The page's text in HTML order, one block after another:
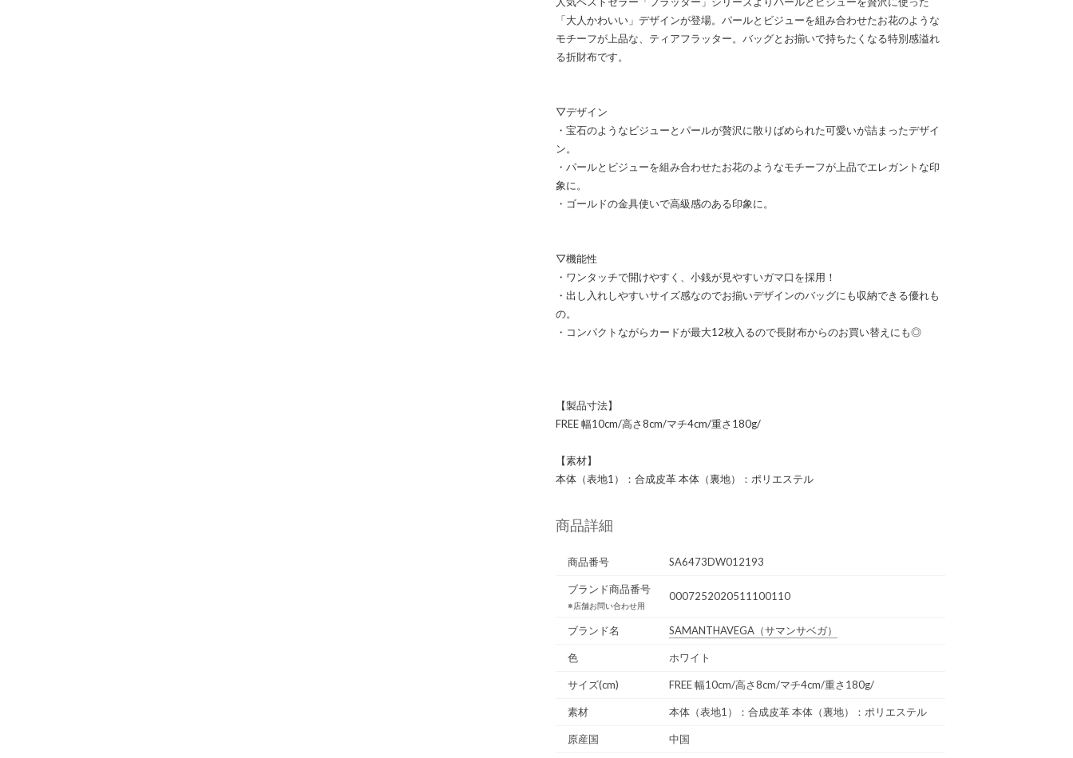
「大人かわいい」デザインが登場。パールとビジューを組み合わせたお花のような
モチーフが上品な、ティアフラッター。バッグとお揃いで持ちたくなる特別感溢れ
る折財布です。
▽デザイン
・宝石のようなビジューとパールが贅沢に散りばめられた可愛いが詰まったデザイ
ン。
・パールとビジューを組み合わせたお花のようなモチーフが上品でエレガントな印
象に。
・ゴールドの金具使いで高級感のある印象に。
▽機能性
・ワンタッチで開けやすく、小銭が見やすいガマ口を採用！
・出し入れしやすいサイズ感なのでお揃いデザインのバッグにも収納できる優れも
の。
・コンパクトながらカードが最大12枚入るので長財布からのお買い替えにも◎
【製品寸法】
FREE 幅10cm/高さ8cm/マチ4cm/重さ180g/
【素材】
本体（表地1）：合成皮革 本体（裏地）：ポリエステル
商品詳細
商品番号 SA6473DW012193
ブランド商品番号
※店舗お問い合わせ用
0007252020511100110
ブランド名 SAMANTHAVEGA （サマンサベガ）
色 ホワイト
サイズ(cm) FREE 幅10cm/高さ8cm/マチ4cm/重さ180g/
素材 本体（表地1）：合成皮革 本体（裏地）：ポリエステル
原産国 中国